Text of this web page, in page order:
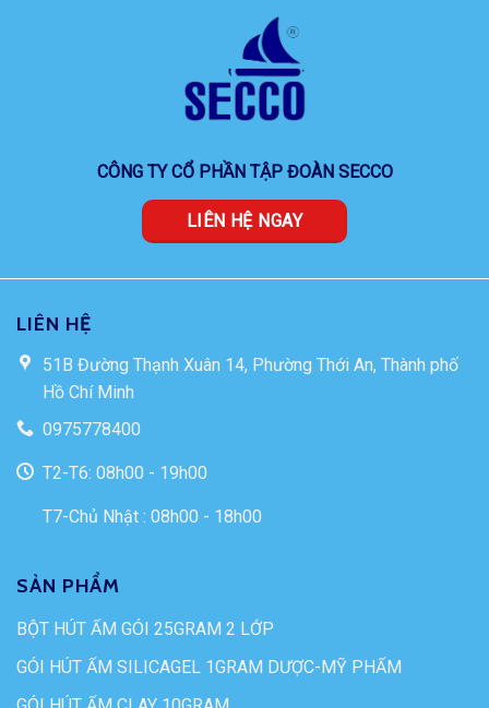
CÔNG TY CỔ PHẦN TẬP ĐOÀN SECCO
LIÊN HỆ NGAY
LIÊN HỆ
51B Đường Thạnh Xuân 14, Phường Thới An, Thành phố
Hồ Chí Minh
0975778400
T2-T6: 08h00 - 19h00
T7-Chủ Nhật : 08h00 - 18h00
SẢN PHẨM
BỘT HÚT ẨM GÓI 25GRAM 2 LỚP
GÓI HÚT ẨM SILICAGEL 1GRAM DƯỢC-MỸ PHẨM